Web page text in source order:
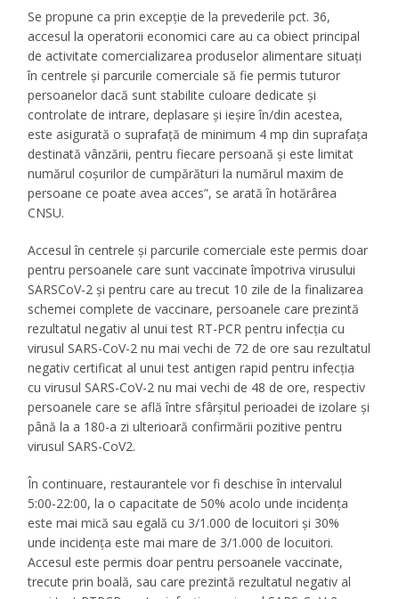
Se propune ca prin excepție de la prevederile pct. 36,
accesul la operatorii economici care au ca obiect principal
de activitate comercializarea produselor alimentare situați
în centrele și parcurile comerciale să fie permis tuturor
persoanelor dacă sunt stabilite culoare dedicate și
controlate de intrare, deplasare și ieșire în/din acestea,
este asigurată o suprafață de minimum 4 mp din suprafața
destinată vânzării, pentru fiecare persoană și este limitat
numărul coșurilor de cumpărături la numărul maxim de
persoane ce poate avea acces”, se arată în hotărârea
CNSU.
Accesul în centrele și parcurile comerciale este permis doar
pentru persoanele care sunt vaccinate împotriva virusului
SARSCoV-2 și pentru care au trecut 10 zile de la finalizarea
schemei complete de vaccinare, persoanele care prezintă
rezultatul negativ al unui test RT-PCR pentru infecția cu
virusul SARS-CoV-2 nu mai vechi de 72 de ore sau rezultatul
negativ certificat al unui test antigen rapid pentru infecția
cu virusul SARS-CoV-2 nu mai vechi de 48 de ore, respectiv
persoanele care se află între sfârșitul perioadei de izolare și
până la a 180-a zi ulterioară confirmării pozitive pentru
virusul SARS-CoV2.
În continuare, restaurantele vor fi deschise în intervalul
5:00-22:00, la o capacitate de 50% acolo unde incidența
este mai mică sau egală cu 3/1.000 de locuitori și 30%
unde incidența este mai mare de 3/1.000 de locuitori.
Accesul este permis doar pentru persoanele vaccinate,
trecute prin boală, sau care prezintă rezultatul negativ al